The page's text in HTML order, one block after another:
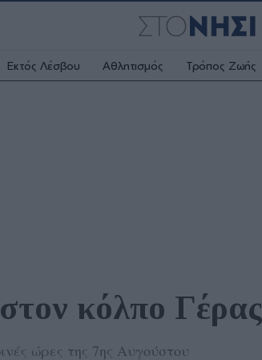
Εκτός Λέσβου Αθλητισμός Τρόπος Ζωής
κόλπο Γέρας
ώρες της 7ης Αυγούστου